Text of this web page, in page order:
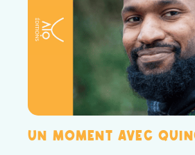
UN MOMENT AVEC